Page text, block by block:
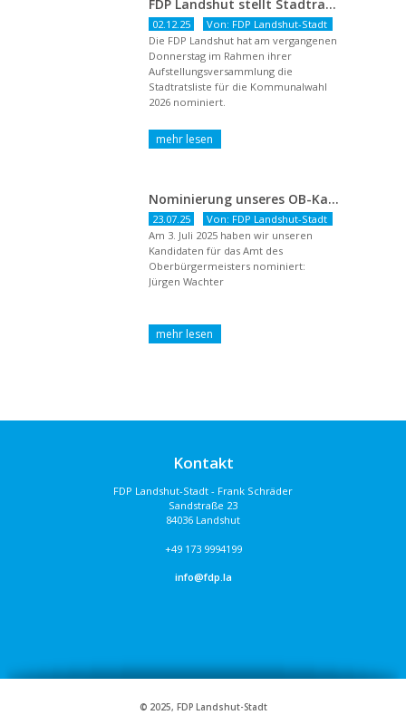
FDP Landshut stellt Stadtratsliste für 2026 auf – OB-Kandidat Jürgen Wachter betont Gestaltungsanspruch und liberale Zukunftsvision
02.12.25
Von: FDP Landshut-Stadt
Die FDP Landshut hat am vergangenen
Donnerstag im Rahmen ihrer
Aufstellungsversammlung die
Stadtratsliste für die Kommunalwahl
2026 nominiert.
Nominierung unseres OB-Kandidaten
23.07.25
Von: FDP Landshut-Stadt
Am 3. Juli 2025 haben wir unseren
Kandidaten für das Amt des
Oberbürgermeisters nominiert:
Jürgen Wachter
Kontakt
FDP Landshut-Stadt - Frank Schräder
Sandstraße 23
84036 Landshut
+49 173 9994199
info@fdp.la
© 2025, FDP Landshut-Stadt